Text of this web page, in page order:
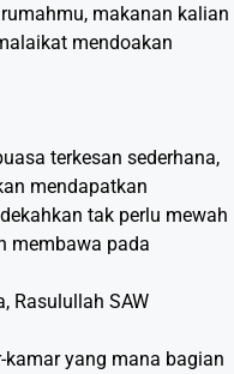
makanan kalian
mendoakan
terkesan sederhana,
mendapatkan
tak perlu mewah
membawa pada
Rasulullah SAW
kamar yang mana bagian